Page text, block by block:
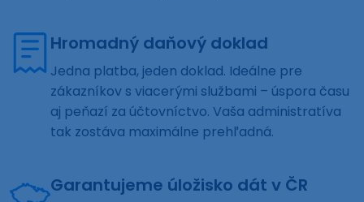
Hromadný daňový doklad
Jedna platba, jeden doklad. Ideálne pre
zákazníkov s viacerými službami – úspora času
aj peňazí za účtovníctvo. Vaša administratíva
tak zostáva maximálne prehľadná.
Garantujeme úložisko dát v ČR